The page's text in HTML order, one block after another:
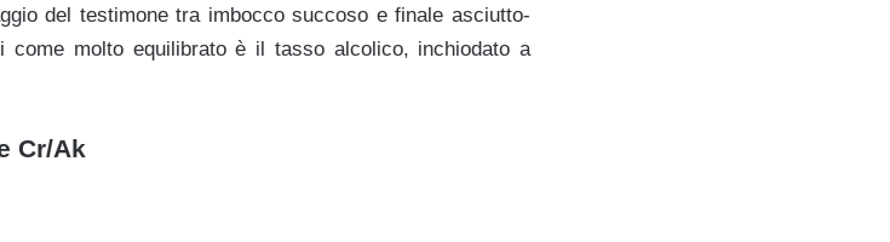
del testimone tra imbocco succoso e finale asciutto-
come molto equilibrato è il tasso alcolico, inchiodato a
Cr/Ak